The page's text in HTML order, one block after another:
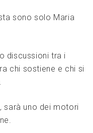
sono solo Maria
discussioni tra i
chi sostiene e chi si
sarà uno dei motori